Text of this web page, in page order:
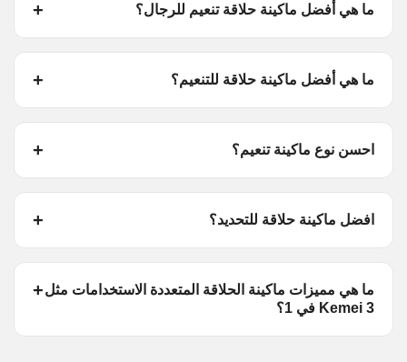
ما هي أفضل ماكينة حلاقة تنعيم للرجال؟
ما هي أفضل ماكينة حلاقة للتنعيم؟
احسن نوع ماكينة تنعيم؟
افضل ماكينة حلاقة للتحديد؟
ما هي مميزات ماكينة الحلاقة المتعددة الاستخدامات مثل
Kemei 3 في 1؟